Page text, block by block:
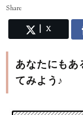
Share
X
あなたにもあ
てみよう♪